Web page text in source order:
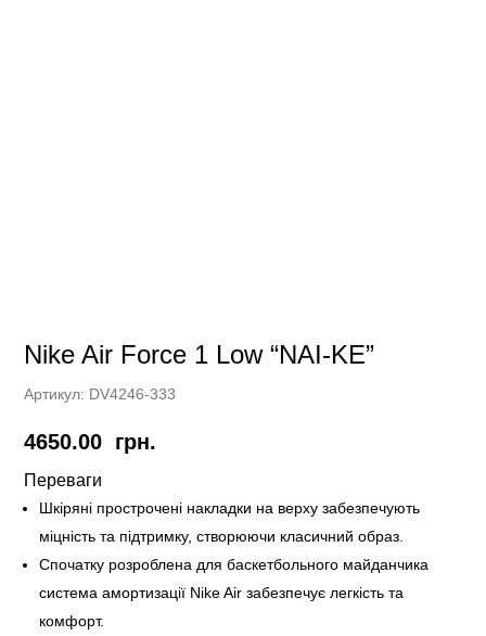
Nike Air Force 1 Low “NAI-KE”
Артикул: DV4246-333
4650.00 грн.
Переваги
Шкіряні прострочені накладки на верху забезпечують
міцність та підтримку, створюючи класичний образ.
Спочатку розроблена для баскетбольного майданчика
система амортизації Nike Air забезпечує легкість та
комфорт.